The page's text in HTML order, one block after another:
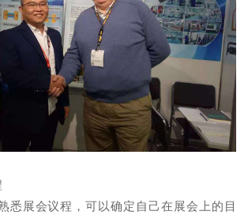
展会议程，可以确定自己在展会上的目